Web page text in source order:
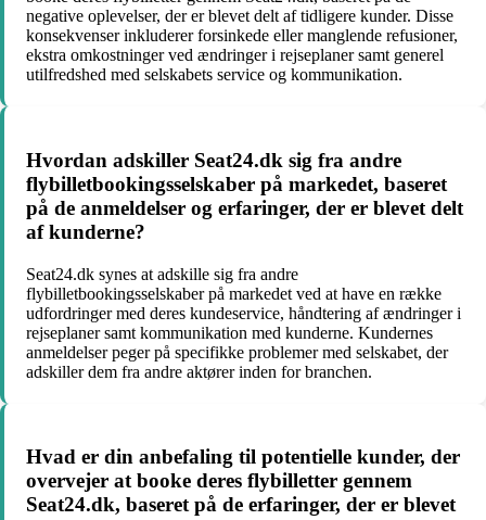
negative oplevelser, der er blevet delt af tidligere kunder. Disse
konsekvenser inkluderer forsinkede eller manglende refusioner,
ekstra omkostninger ved ændringer i rejseplaner samt generel
utilfredshed med selskabets service og kommunikation.
Hvordan adskiller Seat24.dk sig fra andre
flybilletbookingsselskaber på markedet, baseret
på de anmeldelser og erfaringer, der er blevet delt
af kunderne?
Seat24.dk synes at adskille sig fra andre
flybilletbookingsselskaber på markedet ved at have en række
udfordringer med deres kundeservice, håndtering af ændringer i
rejseplaner samt kommunikation med kunderne. Kundernes
anmeldelser peger på specifikke problemer med selskabet, der
adskiller dem fra andre aktører inden for branchen.
Hvad er din anbefaling til potentielle kunder, der
overvejer at booke deres flybilletter gennem
Seat24.dk, baseret på de erfaringer, der er blevet